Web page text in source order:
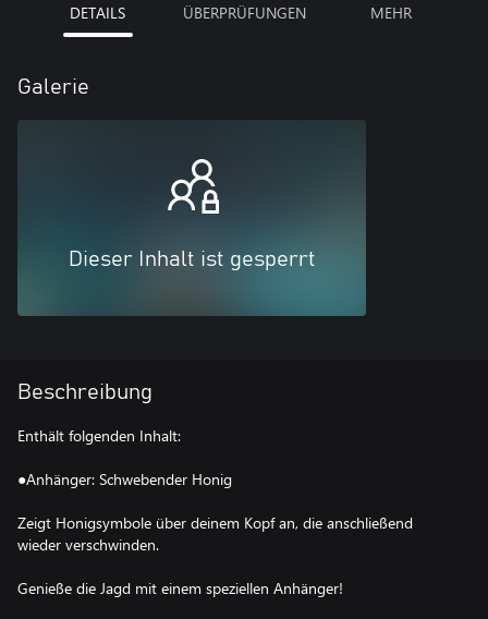
DETAILS ÜBERPRÜFUNGEN MEHR
Galerie
Dieser Inhalt ist gesperrt
Beschreibung
Enthält folgenden Inhalt:
●Anhänger: Schwebender Honig
Zeigt Honigsymbole über deinem Kopf an, die anschließend
wieder verschwinden.
Genieße die Jagd mit einem speziellen Anhänger!